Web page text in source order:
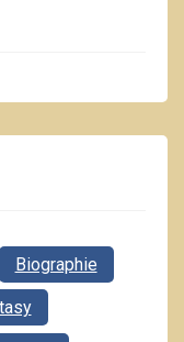
Biographie